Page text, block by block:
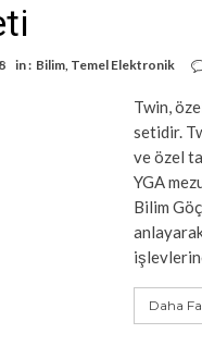
in : Bilim, Temel Elektronik
Twin,
setidir.
ve özel
YGA
Bilim
Daha